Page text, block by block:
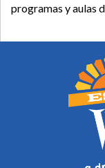
programas y aulas